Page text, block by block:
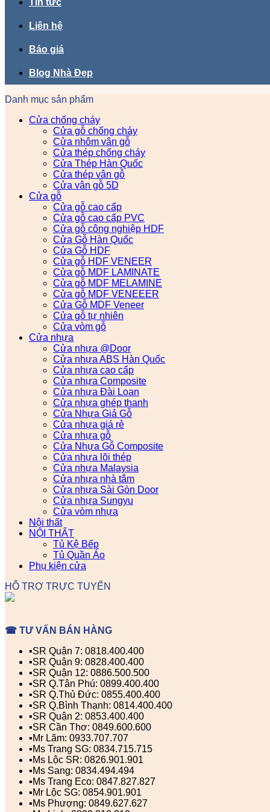
Tin tức
Liên hệ
Báo giá
Blog Nhà Đẹp
Danh mục sản phẩm
Cửa chống cháy
Cửa gỗ chống cháy
Cửa nhôm vân gỗ
Cửa thép chống cháy
Cửa Thép Hàn Quốc
Cửa thép vân gỗ
Cửa vân gỗ 5D
Cửa gỗ
Cửa gỗ cao cấp
Cửa gỗ cao cấp PVC
Cửa gỗ công nghiệp HDF
Cửa Gỗ Hàn Quốc
Cửa Gỗ HDF
Cửa gỗ HDF VENEER
Cửa gỗ MDF LAMINATE
Cửa gỗ MDF MELAMINE
Cửa gỗ MDF VENEEER
Cửa Gỗ MDF Veneer
Cửa gỗ tự nhiên
Cửa vòm gỗ
Cửa nhựa
Cửa nhựa @Door
Cửa nhựa ABS Hàn Quốc
Cửa nhựa cao cấp
Cửa nhựa Composite
Cửa nhựa Đài Loan
Cửa nhựa ghép thanh
Cửa Nhựa Giả Gỗ
Cửa nhựa giá rẻ
Cửa nhựa gỗ
Cửa Nhựa Gỗ Composite
Cửa nhựa lõi thép
Cửa nhựa Malaysia
Cửa nhựa nhà tắm
Cửa nhựa Sài Gòn Door
Cửa nhựa Sungyu
Cửa vòm nhựa
Nội thất
NỘI THẤT
Tủ Kệ Bếp
Tủ Quần Áo
Phụ kiện cửa
HỖ TRỢ TRỰC TUYẾN
☎ TƯ VẤN BÁN HÀNG
▪️SR Quận 7: 0818.400.400
▪️SR Quận 9: 0828.400.400
▪️SR Quận 12: 0886.500.500
▪️SR Q.Tân Phú: 0899.400.400
▪️SR Q.Thủ Đức: 0855.400.400
▪️SR Q.Bình Thạnh: 0814.400.400
▪️SR Quận 2: 0853.400.400
▪️SR Cần Thơ: 0849.600.600
▪️Mr Lãm: 0933.707.707
▪️Ms Trang SG: 0834.715.715
▪️Ms Lộc SR: 0826.901.901
▪️Ms Sang: 0834.494.494
▪️Ms Trang Eco: 0847.827.827
▪️Mr Lộc SG: 0854.901.901
▪️Ms Phượng: 0849.627.627